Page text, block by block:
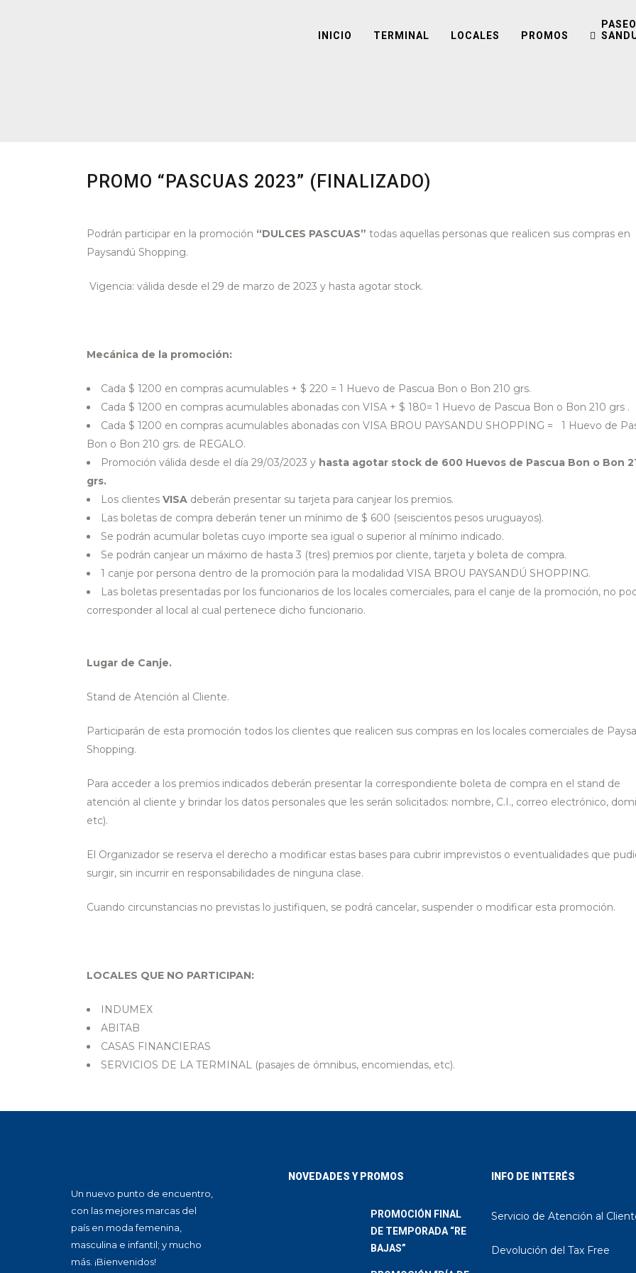
INICIO TERMINAL LOCALES PROMOS
PROMO “PASCUAS 2023” (FINALIZADO)
Podrán participar en la promoción “DULCES PASCUAS” todas aquellas personas que realicen sus compras en
Paysandú Shopping.
Vigencia: válida desde el 29 de marzo de 2023 y hasta agotar stock.
Mecánica de la promoción:
Cada $ 1200 en compras acumulables + $ 220 = 1 Huevo de Pascua Bon o Bon 210 grs.
Cada $ 1200 en compras acumulables abonadas con VISA + $ 180= 1 Huevo de Pascua Bon o Bon 210 grs .
Cada $ 1200 en compras acumulables abonadas con VISA BROU PAYSANDU SHOPPING = 1 Huevo de
Bon o Bon 210 grs. de REGALO.
Promoción válida desde el día 29/03/2023 y hasta agotar stock de 600 Huevos de Pascua Bon o Bon
grs.
Los clientes VISA deberán presentar su tarjeta para canjear los premios.
Las boletas de compra deberán tener un mínimo de $ 600 (seiscientos pesos uruguayos).
Se podrán acumular boletas cuyo importe sea igual o superior al mínimo indicado.
Se podrán canjear un máximo de hasta 3 (tres) premios por cliente, tarjeta y boleta de compra.
1 canje por persona dentro de la promoción para la modalidad VISA BROU PAYSANDÚ SHOPPING.
Las boletas presentadas por los funcionarios de los locales comerciales, para el canje de la promoción, no
corresponder al local al cual pertenece dicho funcionario.
Lugar de Canje.
Stand de Atención al Cliente.
Participarán de esta promoción todos los clientes que realicen sus compras en los locales comerciales de
Shopping.
Para acceder a los premios indicados deberán presentar la correspondiente boleta de compra en el stand de
atención al cliente y brindar los datos personales que les serán solicitados: nombre, C.I., correo electrónico,
etc).
El Organizador se reserva el derecho a modificar estas bases para cubrir imprevistos o eventualidades que
surgir, sin incurrir en responsabilidades de ninguna clase.
Cuando circunstancias no previstas lo justifiquen, se podrá cancelar, suspender o modificar esta promoción.
LOCALES QUE NO PARTICIPAN:
INDUMEX
ABITAB
CASAS FINANCIERAS
SERVICIOS DE LA TERMINAL (pasajes de ómnibus, encomiendas, etc).
Un nuevo punto de encuentro,
con las mejores marcas del
país en moda femenina,
masculina e infantil; y mucho
más. ¡Bienvenidos!
NOVEDADES Y PROMOS
PROMOCIÓN FINAL
DE TEMPORADA “RE
BAJAS”
INFO DE INTERÉS
Servicio de Atención al
Devolución del Tax Free